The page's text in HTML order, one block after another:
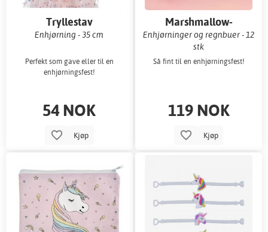
Tryllestav
Enhjørning - 35 cm
Perfekt som gave eller til en
enhjørningsfest!
54 NOK
Kjøp
Marshmallow-
dekorasjoner
Enhjørninger og regnbuer - 12
stk
Så fint til en enhjørningsfest!
119 NOK
Kjøp